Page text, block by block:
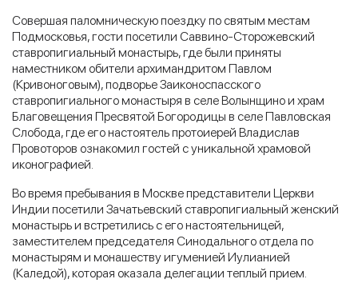
Совершая паломническую поездку по святым местам
Подмосковья, гости посетили Саввино-Сторожевский
ставропигиальный монастырь, где были приняты
наместником обители архимандритом Павлом
(Кривоноговым), подворье Заиконоспасского
ставропигиального монастыря в селе Волынщино и храм
Благовещения Пресвятой Богородицы в селе Павловская
Слобода, где его настоятель протоиерей Владислав
Провоторов ознакомил гостей с уникальной храмовой
иконографией.
Во время пребывания в Москве представители Церкви
Индии посетили Зачатьевский ставропигиальный женский
монастырь и встретились с его настоятельницей,
заместителем председателя Синодального отдела по
монастырям и монашеству игуменией Иулианией
(Каледой), которая оказала делегации теплый прием.